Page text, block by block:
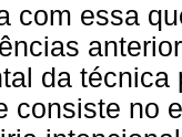
com essa
da
consiste no